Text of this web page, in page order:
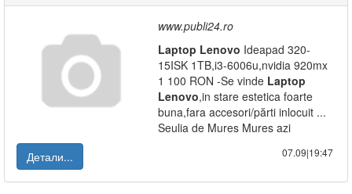
www.publi24.ro
Laptop Lenovo Ideapad 320-
15ISK 1TB,i3-6006u,nvidia 920mx
1 100 RON -Se vinde Laptop
Lenovo,in stare estetica foarte
buna,fara accesori/părti inlocuit ...
Seulia de Mures Mures azi
Детали...
07.09|19:47